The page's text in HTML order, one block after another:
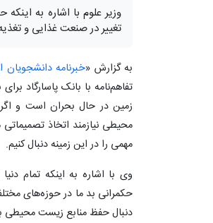
تغییر در صنعت غذایی و
به گزارش «خبرنامه دانشجویان
تفاهم‌نامه با بانک پاسارگاد
زمین در حال بحران است و
محیطی نیازمند اتخاذ
مهمی را در این زمینه دنبال کنیم.
وی با اشاره به اینکه تمام
حکمرانی بد ما در حوزه‌های
دنبال حفظ منابع زیست محیطی